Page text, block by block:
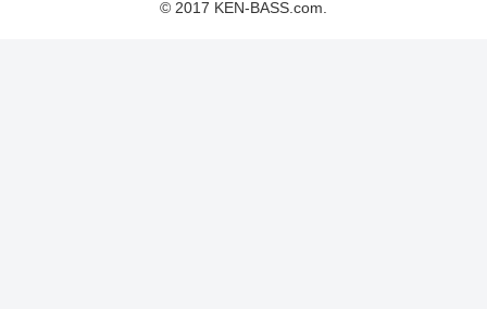
© 2017 KEN-BASS.com.